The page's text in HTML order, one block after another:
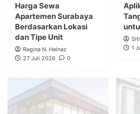
Harga Sewa
Apartemen Surabaya
Berdasarkan Lokasi
dan Tipe Unit
Regina N. Helnaz
27 Juli 2026
0
1